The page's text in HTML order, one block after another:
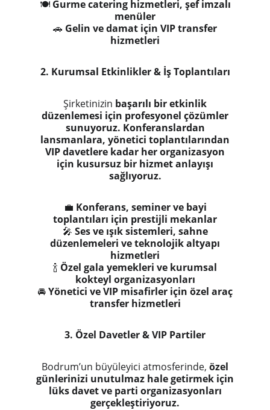
🍽 Gurme catering hizmetleri, şef imzalı
menüler
🚗 Gelin ve damat için VIP transfer
hizmetleri
2. Kurumsal Etkinlikler & İş Toplantıları
Şirketinizin başarılı bir etkinlik
düzenlemesi için profesyonel çözümler
sunuyoruz. Konferanslardan
lansmanlara, yönetici toplantılarından
VIP davetlere kadar her organizasyon
için kusursuz bir hizmet anlayışı
sağlıyoruz.
💼 Konferans, seminer ve bayi
toplantıları için prestijli mekanlar
🎤 Ses ve ışık sistemleri, sahne
düzenlemeleri ve teknolojik altyapı
hizmetleri
🍾 Özel gala yemekleri ve kurumsal
kokteyl organizasyonları
🚘Yönetici ve VIP misafirler için özel araç
transfer hizmetleri
3. Özel Davetler & VIP Partiler
Bodrum’un büyüleyici atmosferinde, özel
günlerinizi unutulmaz hale getirmek için
lüks davet ve parti organizasyonları
gerçekleştiriyoruz.